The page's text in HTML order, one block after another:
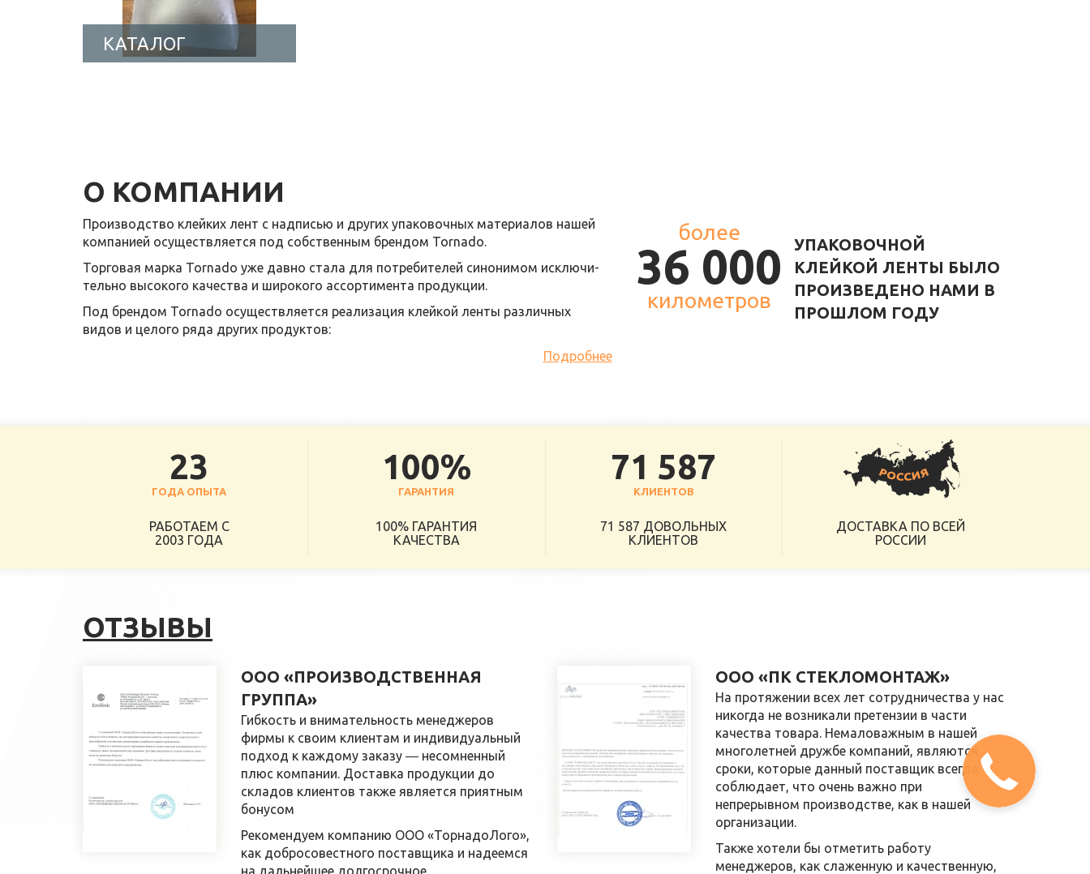
КАТАЛОГ
О КОМПАНИИ
Производство клейких лент с надписью и других упаковочных материалов нашей
компанией осуществляется под собственным брендом Tornado.
Торговая марка Tornado уже давно стала для потребителей синонимом исключи-
тельно высокого качества и широкого ассортимента продукции.
Под брендом Tornado осуществляется реализация клейкой ленты различных
видов и целого ряда других продуктов:
Подробнее
более
36 000
километров
УПАКОВОЧНОЙ
КЛЕЙКОЙ ЛЕНТЫ БЫЛО
ПРОИЗВЕДЕНО НАМИ В
ПРОШЛОМ ГОДУ
23
ГОДА ОПЫТА
РАБОТАЕМ С
2003 ГОДА
100%
ГАРАНТИЯ
100% ГАРАНТИЯ
КАЧЕСТВА
71 587
КЛИЕНТОВ
71 587 ДОВОЛЬНЫХ
КЛИЕНТОВ
ДОСТАВКА ПО ВСЕЙ
РОССИИ
ОТЗЫВЫ
ООО «ПРОИЗВОДСТВЕННАЯ
ГРУППА»
Гибкость и внимательность менеджеров
фирмы к своим клиентам и индивидуальный
подход к каждому заказу ― несомненный
плюс компании. Доставка продукции до
складов клиентов также является приятным
бонусом
Рекомендуем компанию ООО «ТорнадоЛого»,
как добросовестного поставщика и надеемся
на дальнейшее долгосрочное
ООО «ПК СТЕКЛОМОНТАЖ»
На протяжении всех лет сотрудничества у нас
никогда не возникали претензии в части
качества товара. Немаловажным в нашей
многолетней дружбе компаний, являются
сроки, которые данный поставщик всегда
соблюдает, что очень важно при
непрерывном производстве, как в нашей
организации.
Также хотели бы отметить работу
менеджеров, как слаженную и качественную,